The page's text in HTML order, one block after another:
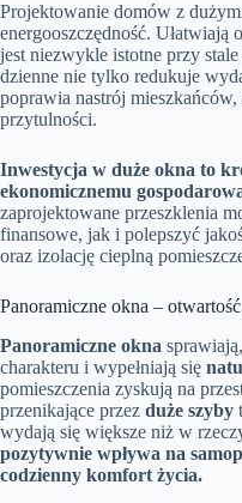
Projektowanie domów z
energooszczędność. Ułatwiają
jest niezwykle istotne przy
dzienne nie tylko redukuje
poprawia nastrój mieszkańców,
przytulności.
Inwestycja w duże okna to
ekonomicznemu
zaprojektowane przeszklenia
finansowe, jak i polepszyć
oraz izolację cieplną
Panoramiczne okna –
Panoramiczne okna
charakteru i wypełniają się
pomieszczenia zyskują na
przenikające przez duże szyby
wydają się większe niż w
pozytywnie wpływa na
codzienny komfort życia.